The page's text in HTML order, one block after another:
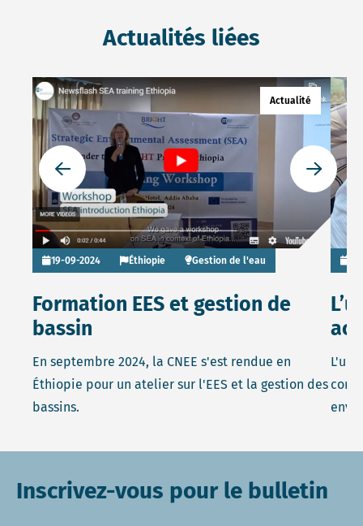
Actualités liées
Formation EES et gestion de
bassin
En septembre 2024, la CNEE s'est rendue en
Éthiopie pour un atelier sur l'EES et la gestion des
bassins.
19-09-2024 Éthiopie Gestion de l'eau
Actualité
Read more about Formation EES et gestion de bassin
Go to
Go to previous slide
Inscrivez-vous pour le bulletin